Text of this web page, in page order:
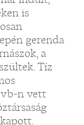
is
gerenda
a
Tíz
n vett